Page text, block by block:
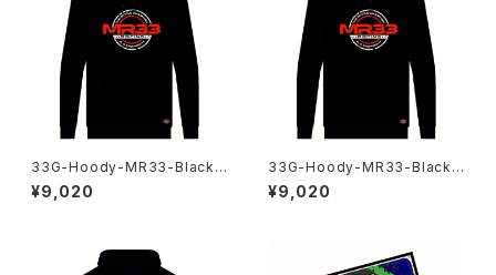
33G-Hoody-MR33-Black-
3XL MR33 チーム パーカー
ブラック 3XL
¥9,020
33G-Hoody-MR33-Black-
2XL MR33 チーム パーカー
ブラック 2XL
¥9,020